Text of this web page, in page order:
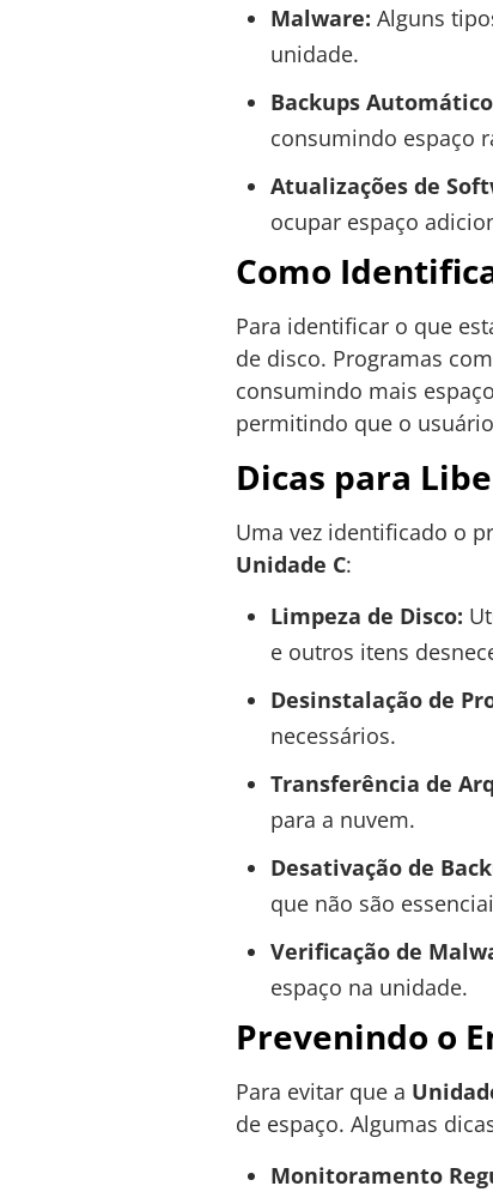
Malware: Alguns
unidade.
Backups
consumindo espaço
Atualizações de
ocupar espaço
Como
Para identificar o que
de disco. Programas
consumindo mais
permitindo que o
Dicas para
Uma vez identificado o
Unidade C:
Limpeza de Disco:
e outros itens
Desinstalação de
necessários.
Transferência de
para a nuvem.
Desativação de
que não são
Verificação de
espaço na unidade.
Prevenindo o
Para evitar que a
de espaço. Algumas
Monitoramento